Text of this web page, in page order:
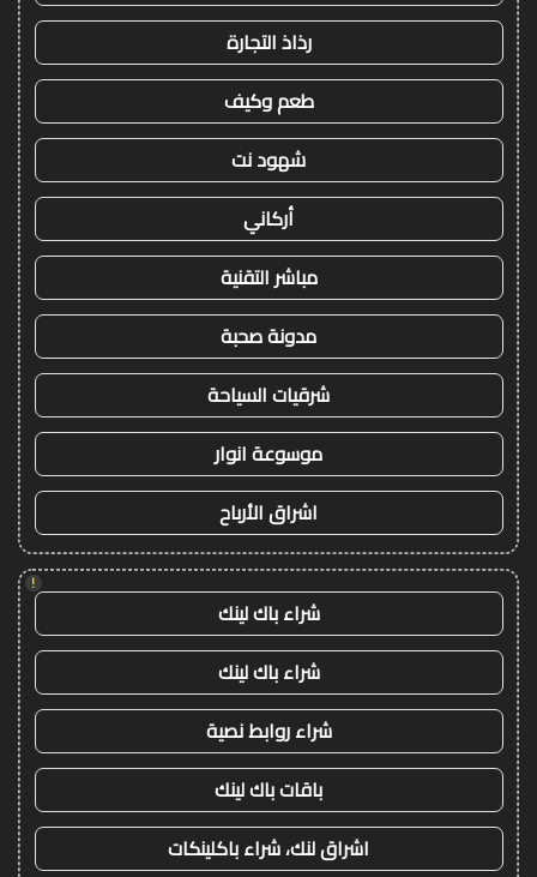
رذاذ التجارة
طعم وكيف
شهود نت
أركاني
مباشر التقنية
مدونة صحبة
شرقيات السياحة
موسوعة انوار
اشراق الأرباح
!
شراء باك لينك
شراء باك لينك
شراء روابط نصية
باقات باك لينك
اشراق لنك، شراء باكلينكات